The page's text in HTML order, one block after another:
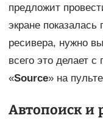
предложит
экране показалась
ресивера, нужно
всего это делает
«Source» на
Автопоиск и